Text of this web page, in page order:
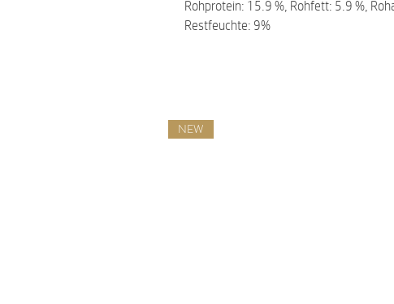
Rohprotein: 15.9 %, Rohfett: 5.9 %,
Restfeuchte: 9%
NEW